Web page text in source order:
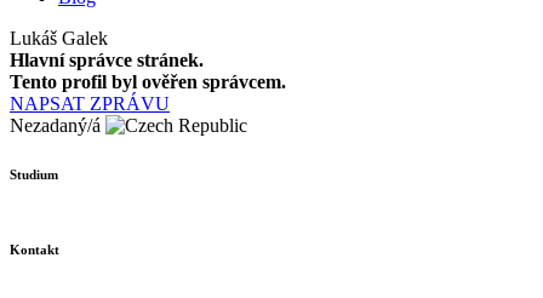
Lukáš Galek
Hlavní správce stránek.
Tento profil byl ověřen správcem.
NAPSAT ZPRÁVU
Nezadaný/á
Studium
Kontakt